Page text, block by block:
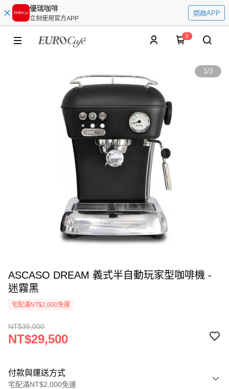
優瑞咖啡
立刻使用官方APP
開啟APP
0
1/3
ASCASO DREAM 義式半自動玩家型咖啡機 -
迷霧黑
宅配滿NT$2,000免運
NT$35,000
NT$29,500
付款與運送方式
宅配滿NT$2,000免運